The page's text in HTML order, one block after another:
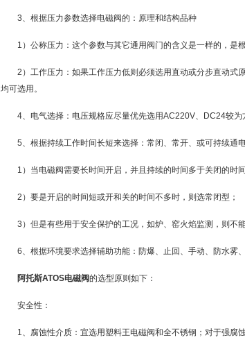
3、根据压力参数选择电磁阀的：原理和结构品种
1）公称压力：这个参数与其它通用阀门的含义是一样的，是
2）工作压力：如果工作压力低则必须选用直动或分步直动
均可选用。
4、电气选择：电压规格应尽量优先选用AC220V、DC24较为
5、根据持续工作时间长短来选择：常闭、常开、或可持续通
1）当电磁阀需要长时间开启，并且持续的时间多于关闭的时
2）要是开启的时间短或开和关的时间不多时，则选常闭型；
3）但是有些用于安全保护的工况，如炉、窑火焰监测，则不
6、根据环境要求选择辅助功能：防爆、止回、手动、防水雾、
阿托斯ATOS电磁阀的选型原则如下：
安全性：
1、腐蚀性介质：宜选用塑料王电磁阀和全不锈钢；对于强腐